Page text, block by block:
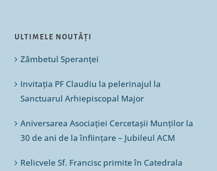
ULTIMELE NOUTĂȚI
Zâmbetul Speranței
Invitația PF Claudiu la pelerinajul la
Sanctuarul Arhiepiscopal Major
Aniversarea Asociației Cercetașii Munților la
30 de ani de la înființare – Jubileul ACM
Relicvele Sf. Francisc primite în Catedrala